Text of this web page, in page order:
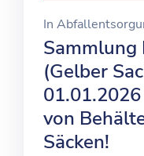
In
Sammlung
(Gelber
von
Säcken!